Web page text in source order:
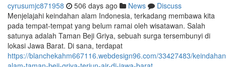
cyrusumjc871958 506 days ago News
Discuss
Menjelajahi keindahan alam Indonesia, terkadang membawa kita
pada tempat-tempat yang belum ramai oleh wisatawan. Salah
satunya adalah Taman Beji Griya, sebuah surga tersembunyi di
lokasi Jawa Barat. Di sana, terdapat
https://blanchekahm667116.webdesign96.com/33427483/